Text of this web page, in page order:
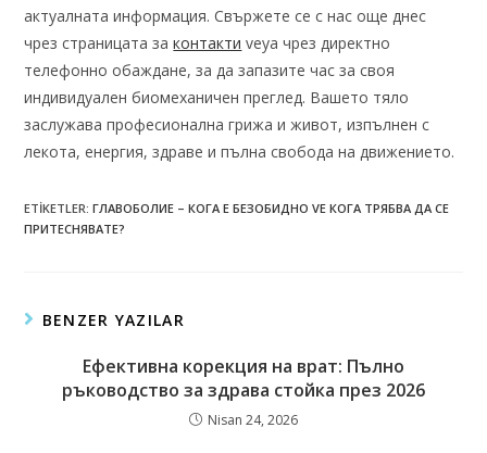
актуалната информация. Свържете се с нас още днес
чрез страницата законтакти veya чрез директно
телефонно обаждане, за да запазите час за своя
индивидуален биомеханичен преглед. Вашето тяло
заслужава професионална грижа и живот, изпълнен с
лекота, енергия, здраве и пълна свобода на движението.
ETIKETLER:ГЛАВОБОЛИЕ – КОГА Е БЕЗОБИДНО VE КОГА ТРЯБВА ДА СЕ
ПРИТЕСНЯВАТЕ?
BENZER YAZILAR
Ефективна корекция на врат: Пълно
ръководство за здрава стойка през 2026
Nisan 24, 2026